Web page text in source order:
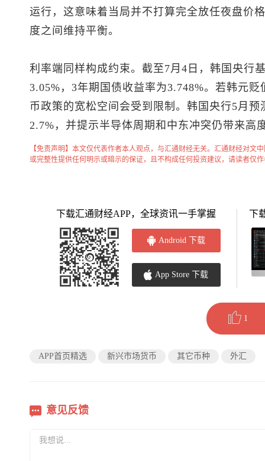
运行，这意味着当局并不打算完全放任夜盘价
度之间维持平衡。
利率端同样构成约束。截至7月4日，韩国央行
3.05%，3年期国债收益率为3.748%。若韩元
币政策的宽松空间会受到限制。韩国央行5月
2.7%，并提示半导体周期和中东冲突仍带来高
【免责声明】本文仅代表作者本人观点，与汇通财经无关。汇通财经对文
或完整性提供任何明示或暗示的保证，且不构成任何投资建议，请读者仅
下载汇通财经APP，全球资讯一手掌握
Android 下载
App Store 下载
下
1
APP首页精选 新兴市场货币 其它币种 外汇
意见反馈